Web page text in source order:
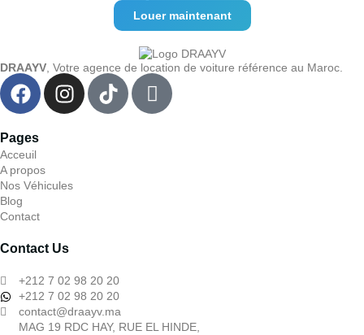
Louer maintenant
DRAAYV, Votre agence de location de voiture référence au Maroc.
Pages
Acceuil
A propos
Nos Véhicules
Blog
Contact
Contact Us
+212 7 02 98 20 20
+212 7 02 98 20 20
contact@draayv.ma
MAG 19 RDC HAY, RUE EL HINDE,